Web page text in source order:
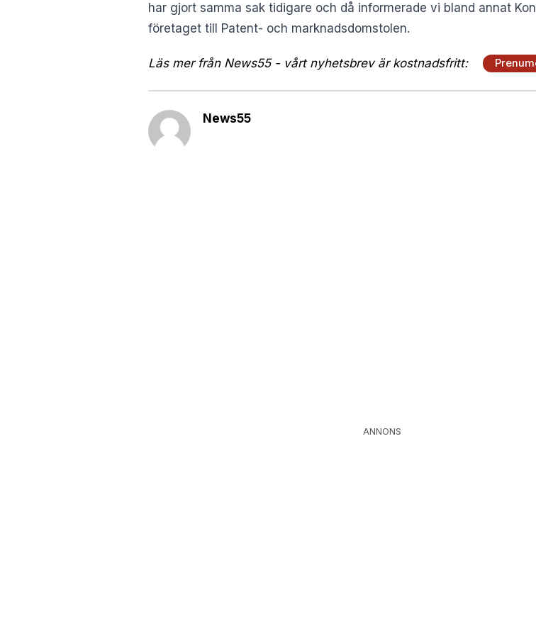
har gjort samma sak tidigare och då informerade vi bland annat
företaget till Patent- och marknadsdomstolen.
Läs mer från News55 - vårt nyhetsbrev är kostnadsfritt:
News55
ANNONS